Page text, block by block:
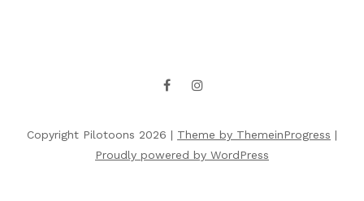
Copyright Pilotoons 2026 | Theme by ThemeinProgress |
Proudly powered by WordPress